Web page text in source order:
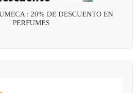
: 20% DE DESCUENTO EN
PERFUMES